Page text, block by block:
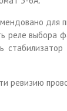
для
реле выбора
ревизию